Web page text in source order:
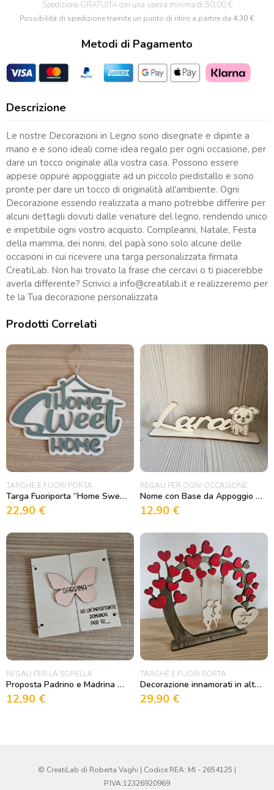
Spedizione GRATUITA con una spesa minima di 50,00 €
Possibilità di spedizione tramite un punto di ritiro a partire da 4.30 €
Metodi di Pagamento
Descrizione
Le nostre Decorazioni in Legno sono disegnate e dipinte a
mano e e sono ideali come idea regalo per ogni occasione, per
dare un tocco originale alla vostra casa. Possono essere
appese oppure appoggiate ad un piccolo piedistallo e sono
pronte per dare un tocco di originalità all'ambiente. Ogni
Decorazione essendo realizzata a mano potrebbe differire per
alcuni dettagli dovuti dalle venature del legno, rendendo unico
e irripetibile ogni vostro acquisto. Compleanni, Natale, Festa
della mamma, dei nonni, del papà sono solo alcune delle
occasioni in cui ricevere una targa personalizzata firmata
CreatiLab. Non hai trovato la frase che cercavi o ti piacerebbe
averla differente? Scrivici a info@creatilab.it e realizzeremo per
te la Tua decorazione personalizzata
Prodotti Correlati
TARGHE E FUORI PORTA
Targa Fuoriporta “Home Sweet Home”
22,90 €
REGALI PER OGNI OCCASIONE
Nome con Base da Appoggio e Cagnolino
12,90 €
REGALI PER LA SORELLA
Proposta Padrino e Madrina a Libro con Farfalla
12,90 €
TARGHE E FUORI PORTA
Decorazione innamorati in altalena con cuori
29,90 €
© CreatiLab di Roberta Vaghi | Codice REA: MI - 2654125 |
P.IVA:12326920969